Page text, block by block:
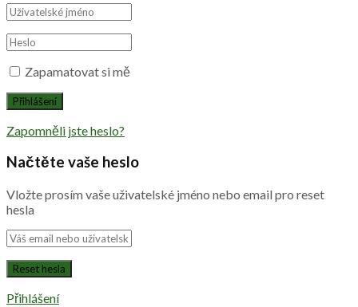
Zapamatovat si mě
Zapomněli jste heslo?
Načtěte vaše heslo
Vložte prosím vaše uživatelské jméno nebo email pro reset
hesla
Přihlášení